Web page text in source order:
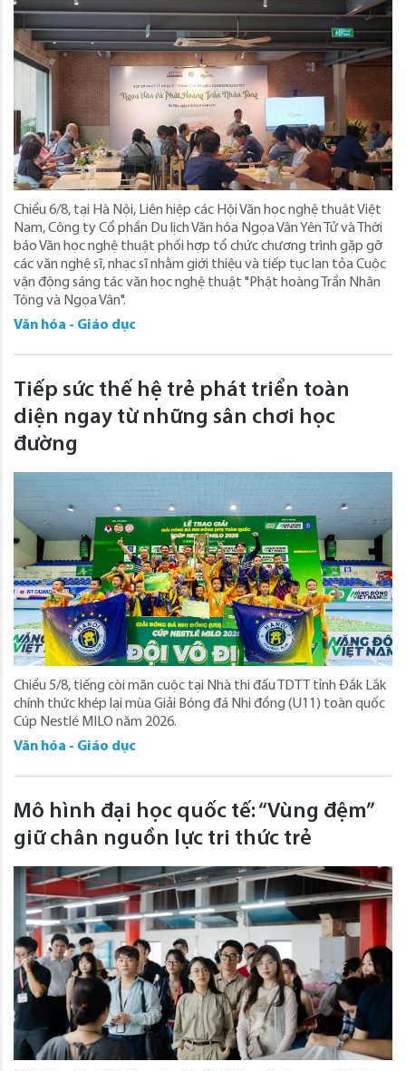
Chiều 6/8, tại Hà Nội, Liên hiệp các Hội Văn học nghệ thuật Việt
Nam, Công ty Cổ phần Du lịch Văn hóa Ngọa Vân Yên Tử và Thời
báo Văn học nghệ thuật phối hợp tổ chức chương trình gặp gỡ
các văn nghệ sĩ, nhạc sĩ nhằm giới thiệu và tiếp tục lan tỏa Cuộc
vận động sáng tác văn học nghệ thuật "Phật hoàng Trần Nhân
Tông và Ngọa Vân".
Văn hóa - Giáo dục
Tiếp sức thế hệ trẻ phát triển toàn
diện ngay từ những sân chơi học
đường
Chiều 5/8, tiếng còi mãn cuộc tại Nhà thi đấu TDTT tỉnh Đắk Lắk
chính thức khép lại mùa Giải Bóng đá Nhi đồng (U11) toàn quốc
Cúp Nestlé MILO năm 2026.
Văn hóa - Giáo dục
Mô hình đại học quốc tế: “Vùng đệm”
giữ chân nguồn lực tri thức trẻ